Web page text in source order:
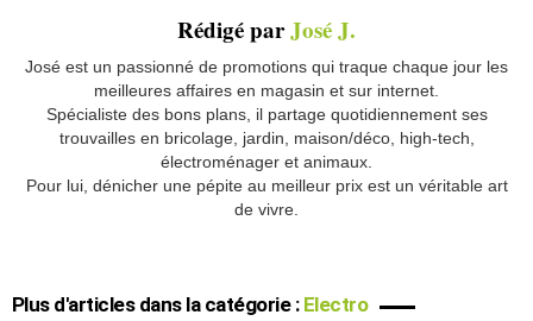
Rédigé parJosé J.
José est un passionné de promotions qui traque chaque jour les
meilleures affaires en magasin et sur internet.
Spécialiste des bons plans, il partage quotidiennement ses
trouvailles en bricolage, jardin, maison/déco, high-tech,
électroménager et animaux.
Pour lui, dénicher une pépite au meilleur prix est un véritable art
de vivre.
Plus d'articles dans la catégorie : Electro